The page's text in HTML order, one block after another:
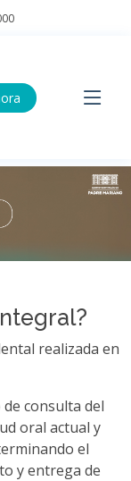
realizada en
consulta del
oral actual y
el
y entrega de